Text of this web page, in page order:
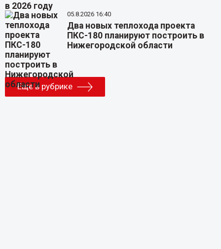
05.8.2026 16:40
Два новых теплохода проекта
ПКС-180 планируют построить в
Нижегородской области
Еще в рубрике